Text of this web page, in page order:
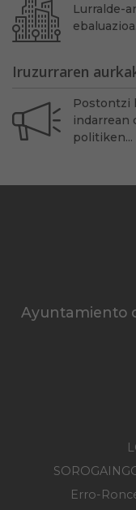
Lurralde-
Iruzurraren
Postontzi
indarrean
politiken...
Ayuntamiento
Erro-